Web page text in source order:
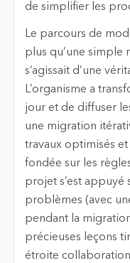
de simplifier les
Le parcours de
plus qu’une simple
s’agissait d’une
L’organisme a
jour et de diffuser
une migration
travaux optimisés et
fondée sur les
projet s’est appuyé
problèmes (avec
pendant la
précieuses leçons
étroite collaboration